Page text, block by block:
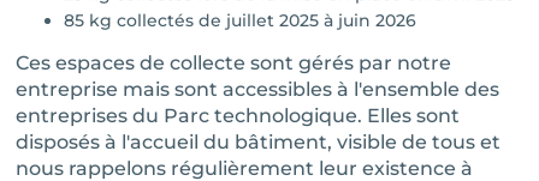
85 kg collectés de juillet 2025 à juin 2026
Ces espaces de collecte sont gérés par notre
entreprise mais sont accessibles à l'ensemble des
entreprises du Parc technologique. Elles sont
disposés à l'accueil du bâtiment, visible de tous et
nous rappelons régulièrement leur existence à